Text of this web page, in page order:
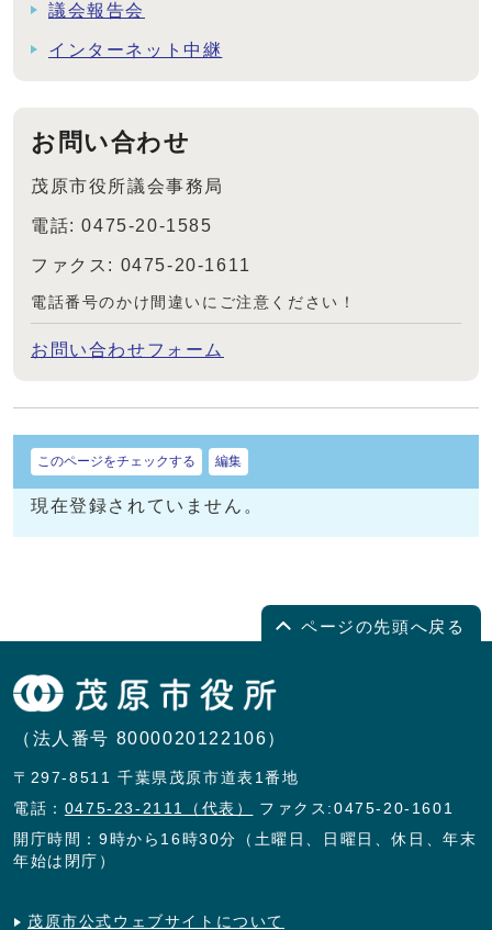
議会報告会
インターネット中継
お問い合わせ
茂原市役所議会事務局
電話: 0475-20-1585
ファクス: 0475-20-1611
電話番号のかけ間違いにご注意ください！
お問い合わせフォーム
このページをチェックする 編集
現在登録されていません。
ページの先頭へ戻る
（法人番号 8000020122106）
〒297-8511 千葉県茂原市道表1番地
電話： 0475-23-2111（代表）
ファクス:0475-20-1601
開庁時間：9時から16時30分（土曜日、日曜日、休日、年末
年始は閉庁）
茂原市公式ウェブサイトについて